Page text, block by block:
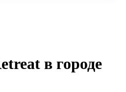
в городе